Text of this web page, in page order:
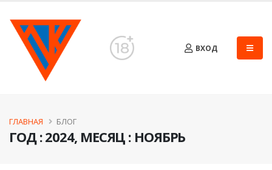
ВХОД
ГОД : 2024, МЕСЯЦ : НОЯБРЬ
ГЛАВНАЯ БЛОГ